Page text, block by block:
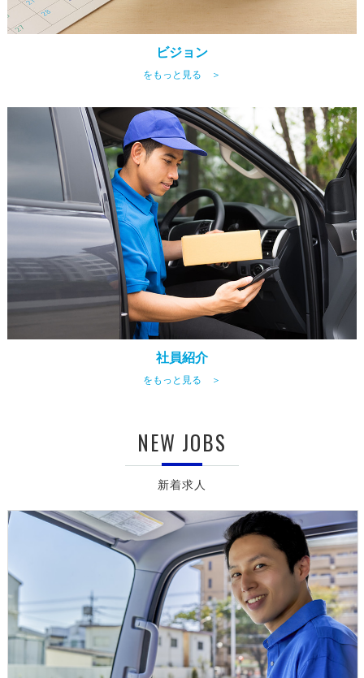
ビジョン
をもっと見る ＞
社員紹介
をもっと見る ＞
新着求人
NEW JOBS